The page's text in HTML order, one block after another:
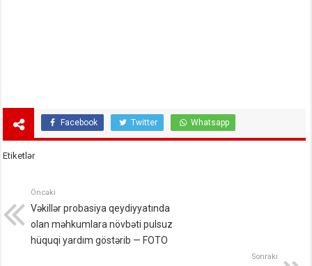
Facebook Twitter Whatsapp
Etiketlər
Öncəki
Vəkillər probasiya qeydiyyatında
olan məhkumlara növbəti pulsuz
hüquqi yardım göstərib — FOTO
Sonrakı